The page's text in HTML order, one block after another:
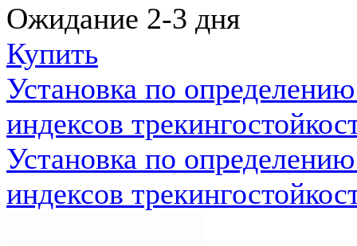
Ожидание 2-3 дня
Купить
Установка по
индексов
Установка по
индексов